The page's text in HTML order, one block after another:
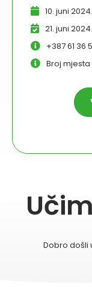
10. juni
21. juni
+387 61 36
Broj
Dobro došli